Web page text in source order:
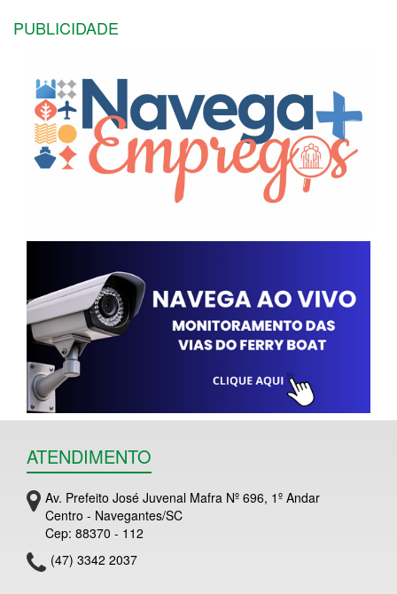
PUBLICIDADE
ATENDIMENTO
Av. Prefeito José Juvenal Mafra Nº 696, 1º Andar
Centro - Navegantes/SC
Cep: 88370 - 112
(47) 3342 2037